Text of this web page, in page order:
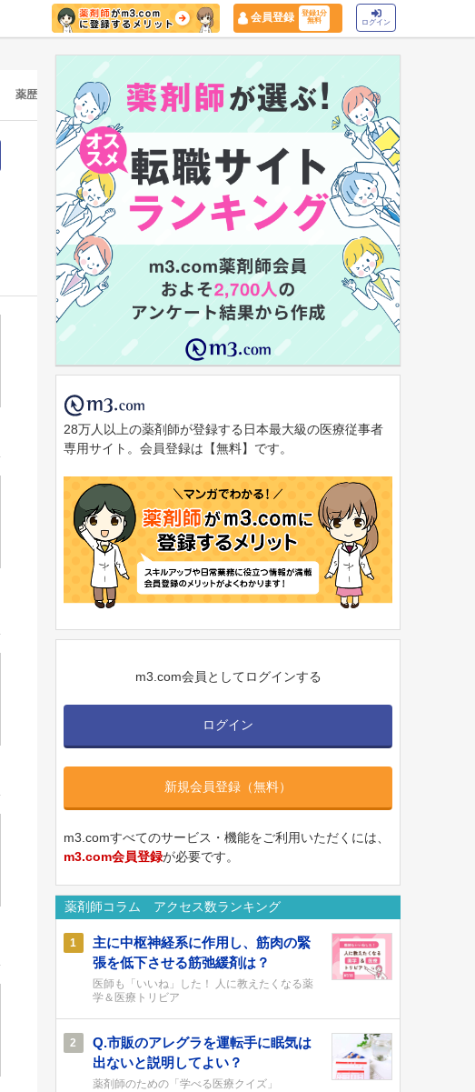
会員登録
登録1分
無料
ログイン
薬歴 マイナ保険証
28万人以上の薬剤師が登録する日本最大級の医療従事者
専用サイト。会員登録は【無料】です。
m3.com会員としてログインする
ログイン
新規会員登録（無料）
m3.comすべてのサービス・機能をご利用いただくには、
m3.com会員登録が必要です。
薬剤師コラム アクセス数ランキング
1
主に中枢神経系に作用し、筋肉の緊
張を低下させる筋弛緩剤は？
医師も「いいね」した！ 人に教えたくなる薬
学＆医療トリビア
2
Q.市販のアレグラを運転手に眠気は
出ないと説明してよい？
薬剤師のための「学べる医療クイズ」